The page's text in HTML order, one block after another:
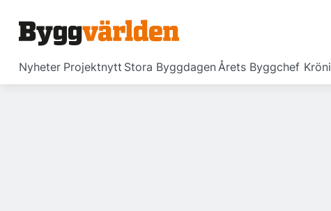
Nyheter Projektnytt Stora ByggdagenÅrets Byggchef